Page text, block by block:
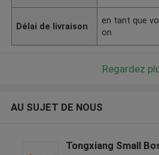
Délai de livraison
en tant que
on
Regardez
AU SUJET DE NOUS
Tongxiang Small